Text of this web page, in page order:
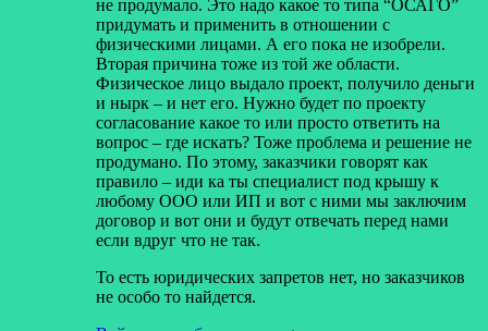
не продумало. Это надо какое то типа “ОСАГО”
придумать и применить в отношении с
физическими лицами. А его пока не изобрели.
Вторая причина тоже из той же области.
Физическое лицо выдало проект, получило деньги
и нырк – и нет его. Нужно будет по проекту
согласование какое то или просто ответить на
вопрос – где искать? Тоже проблема и решение не
продумано. По этому, заказчики говорят как
правило – иди ка ты специалист под крышу к
любому ООО или ИП и вот с ними мы заключим
договор и вот они и будут отвечать перед нами
если вдруг что не так.
То есть юридических запретов нет, но заказчиков
не особо то найдется.